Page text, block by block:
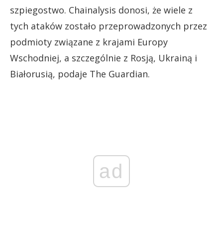
szpiegostwo. Chainalysis donosi, że wiele z
tych ataków zostało przeprowadzonych przez
podmioty związane z krajami Europy
Wschodniej, a szczególnie z Rosją, Ukrainą i
Białorusią, podaje The Guardian.
ad